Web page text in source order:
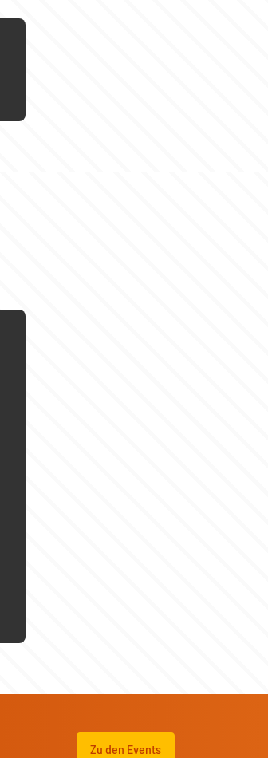
Zu den Events